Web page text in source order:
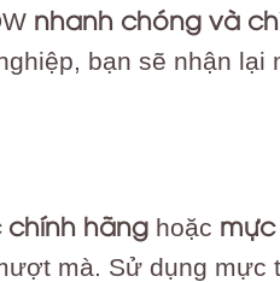
nhanh chóng và
bạn sẽ nhận lại
chính hãnghoặc
mà. Sử dụng mực